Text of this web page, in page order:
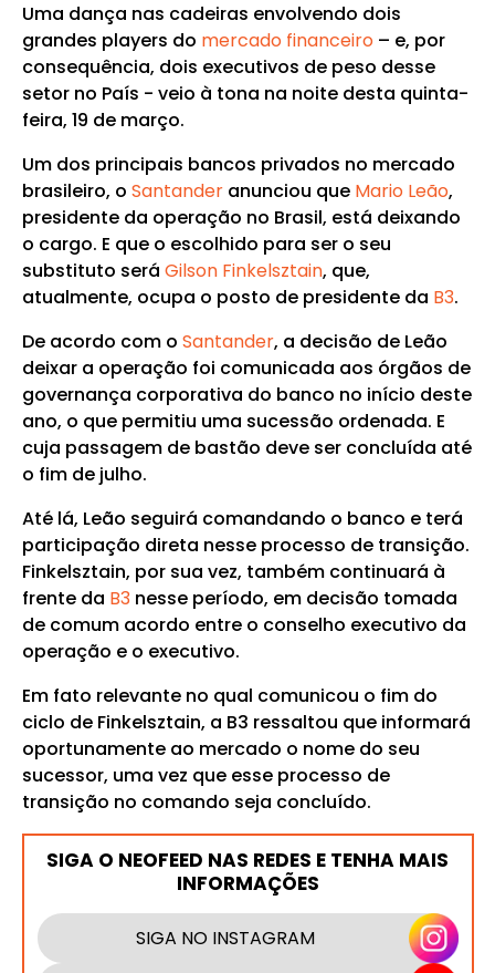
Uma dança nas cadeiras envolvendo dois
grandes players do mercado financeiro– e, por
consequência, dois executivos de peso desse
setor no País - veio à tona na noite desta quinta-
feira, 19 de março.
Um dos principais bancos privados no mercado
brasileiro, o Santanderanunciou que Mario Leão,
presidente da operação no Brasil, está deixando
o cargo. E que o escolhido para ser o seu
substituto será Gilson Finkelsztain, que,
atualmente, ocupa o posto de presidente da B3.
De acordo com o Santander, a decisão de Leão
deixar a operação foi comunicada aos órgãos de
governança corporativa do banco no início deste
ano, o que permitiu uma sucessão ordenada. E
cuja passagem de bastão deve ser concluída até
o fim de julho.
Até lá, Leão seguirá comandando o banco e terá
participação direta nesse processo de transição.
Finkelsztain, por sua vez, também continuará à
frente da B3nesse período, em decisão tomada
de comum acordo entre o conselho executivo da
operação e o executivo.
Em fato relevante no qual comunicou o fim do
ciclo de Finkelsztain, a B3 ressaltou que informará
oportunamente ao mercado o nome do seu
sucessor, uma vez que esse processo de
transição no comando seja concluído.
SIGA O NEOFEED NAS REDES E TENHA MAIS
INFORMAÇÕES
SIGA NO INSTAGRAM